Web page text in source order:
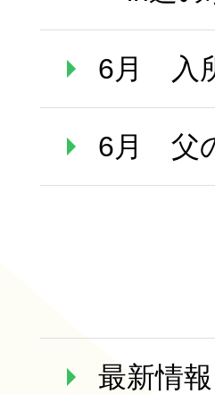
6月 入
6月 父
最新情報